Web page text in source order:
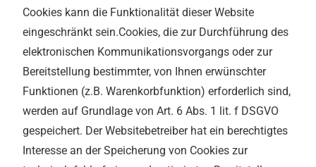
Cookies kann die Funktionalität dieser Website
eingeschränkt sein.Cookies, die zur Durchführung des
elektronischen Kommunikationsvorgangs oder zur
Bereitstellung bestimmter, von Ihnen erwünschter
Funktionen (z.B. Warenkorbfunktion) erforderlich sind,
werden auf Grundlage von Art. 6 Abs. 1 lit. f DSGVO
gespeichert. Der Websitebetreiber hat ein berechtigtes
Interesse an der Speicherung von Cookies zur